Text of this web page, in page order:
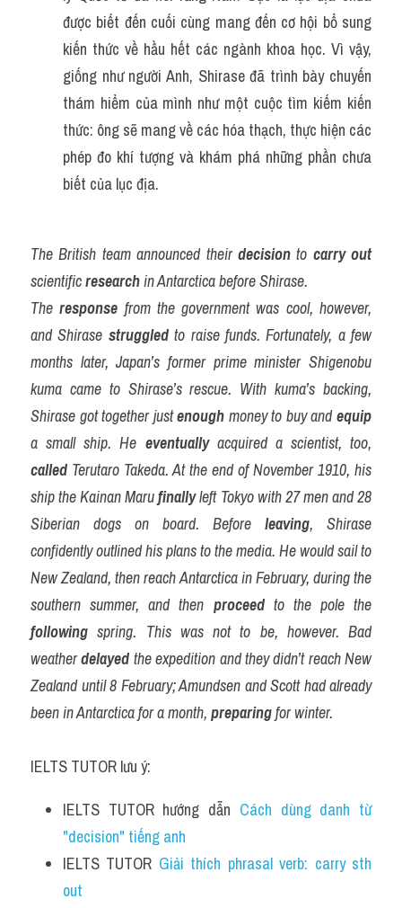
được biết đến cuối cùng mang đến cơ hội bổ sung
kiến thức về hầu hết các ngành khoa học. Vì vậy,
giống như người Anh, Shirase đã trình bày chuyến
thám hiểm của mình như một cuộc tìm kiếm kiến
thức: ông sẽ mang về các hóa thạch, thực hiện các
phép đo khí tượng và khám phá những phần chưa
biết của lục địa.
The British team announced their decision to carry out
scientific research in Antarctica before Shirase.
The response from the government was cool, however,
and Shirase struggled to raise funds. Fortunately, a few
months later, Japan’s former prime minister Shigenobu
kuma came to Shirase’s rescue. With kuma’s backing,
Shirase got together just enough money to buy and equip
a small ship. He eventually
called Terutaro Takeda. At the end of November 1910, his
ship the Kainan Maru finally left Tokyo with 27 men and 28
Siberian dogs on board. Before leaving, Shirase
confidently outlined his plans to the media. He would sail to
New Zealand, then reach Antarctica in February, during the
southern summer, and then proceed
following spring. This was not to be, however. Bad
weather delayed the expedition and they didn’t reach New
Zealand until 8 February; Amundsen and Scott had already
been in Antarctica for a month, preparing for winter.
IELTS TUTOR lưu ý:
IELTS TUTOR hướng dẫn Cách dùng danh từ
"decision" tiếng anh
IELTS TUTOR Giải thích phrasal verb: carry sth
out